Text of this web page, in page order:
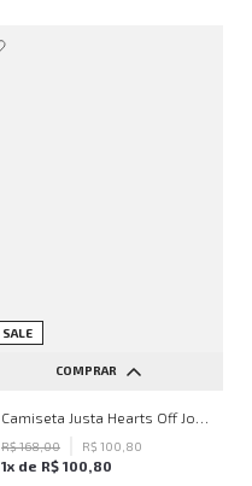
SALE
COMPRAR
PP P M G GG
R$168,00 R$ 100 80
1x de R$ 100 80